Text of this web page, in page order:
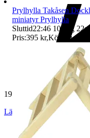
19 271 omdömen
Läs omdömen Följ
Prylhylla Takåsen
miniatyr Prylhylla
Sluttid22:46 10 aug 22:46
Pris:395 kr,Köp nu.